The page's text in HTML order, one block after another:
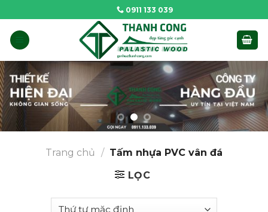
to
content
0911 133 039
Trang chủ / Tấm nhựa PVC vân đá
LỌC